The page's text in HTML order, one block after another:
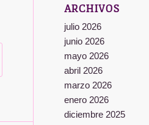
ARCHIVOS
julio 2026
junio 2026
mayo 2026
abril 2026
marzo 2026
enero 2026
diciembre 2025